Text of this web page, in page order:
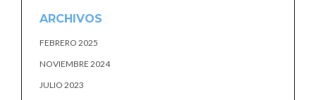
ARCHIVOS
FEBRERO 2025
NOVIEMBRE 2024
JULIO 2023